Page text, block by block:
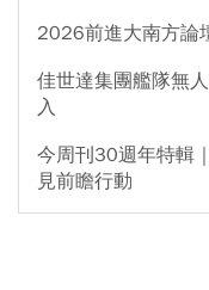
2026前進大南方論
佳世達集團艦隊無
入
今周刊30週年特輯
見前瞻行動